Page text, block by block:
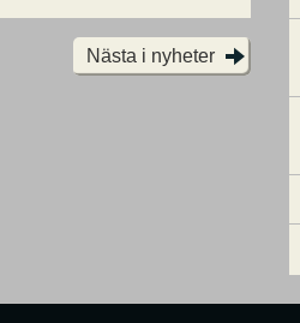
Nästa i nyheter